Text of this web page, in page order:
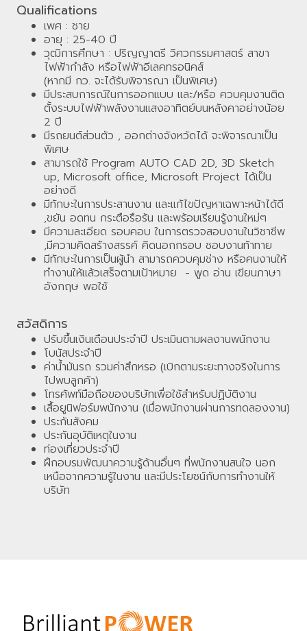
Qualifications
เพศ : ชาย
อายุ : 25-40 ปี
วุฒิการศึกษา : ปริญญาตรี วิศวกรรมศาสตร์ สาขา
ไฟฟ้ากำลัง หรือไฟฟ้าอีเลคทรอนิคส์
(หากมี กว. จะได้รับพิจารณา เป็นพิเศษ)
มีประสบการณ์ในการออกแบบ และ/หรือ ควบคุมงานติด
ตั้งระบบไฟฟ้าพลังงานแสงอาทิตย์บนหลังคาอย่างน้อย
2 ปี
มีรถยนต์ส่วนตัว , ออกต่างจังหวัดได้ จะพิจารณาเป็น
พิเศษ
สามารถใช้ Program AUTO CAD 2D, 3D Sketch
up, Microsoft office, Microsoft Project ได้เป็น
อย่างดี
มีทักษะในการประสานงาน และแก้ไขปัญหาเฉพาะหน้าได้ดี
,ขยัน อดทน กระตือรือร้น และพร้อมเรียนรู้งานใหม่ๆ
มีความละเอียด รอบคอบ ในการตรวจสอบงานในวิชาชีพ
,มีความคิดสร้างสรรค์ คิดนอกกรอบ ชอบงานท้าทาย
มีทักษะในการเป็นผู้นำ สามารถควบคุมช่าง หรือคนงานให้
ทำงานให้แล้วเสร็จตามเป้าหมาย - พูด อ่าน เขียนภาษา
อังกฤษ พอใช้
สวัสดิการ
ปรับขึ้นเงินเดือนประจำปี ประเมินตามผลงานพนักงาน
โบนัสประจำปี
ค่าน้ำมันรถ รวมค่าสึกหรอ (เบิกตามระยะทางจริงในการ
ไปพบลูกค้า)
โทรศัพท์มือถือของบริษัทเพื่อใช้สำหรับปฏิบัติงาน
เสื้อยูนิฟอร์มพนักงาน (เมื่อพนักงานผ่านการทดลองงาน)
ประกันสังคม
ประกันอุบัติเหตุในงาน
ท่องเที่ยวประจำปี
ฝึกอบรมพัฒนาความรู้ด้านอื่นๆ ที่พนักงานสนใจ นอก
เหนือจากความรู้ในงาน และมีประโยชน์กับการทำงานให้
บริษัท